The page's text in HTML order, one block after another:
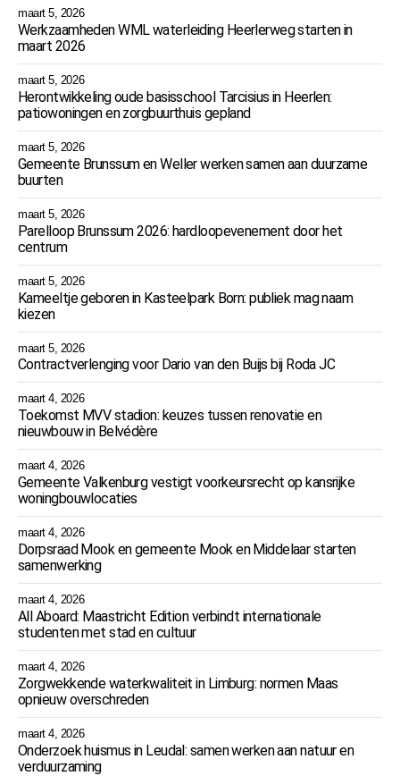
maart 5, 2026
Werkzaamheden WML waterleiding Heerlerweg starten in
maart 2026
maart 5, 2026
Herontwikkeling oude basisschool Tarcisius in Heerlen:
patiowoningen en zorgbuurthuis gepland
maart 5, 2026
Gemeente Brunssum en Weller werken samen aan duurzame
buurten
maart 5, 2026
Parelloop Brunssum 2026: hardloopevenement door het
centrum
maart 5, 2026
Kameeltje geboren in Kasteelpark Born: publiek mag naam
kiezen
maart 5, 2026
Contractverlenging voor Dario van den Buijs bij Roda JC
maart 4, 2026
Toekomst MVV stadion: keuzes tussen renovatie en
nieuwbouw in Belvédère
maart 4, 2026
Gemeente Valkenburg vestigt voorkeursrecht op kansrijke
woningbouwlocaties
maart 4, 2026
Dorpsraad Mook en gemeente Mook en Middelaar starten
samenwerking
maart 4, 2026
All Aboard: Maastricht Edition verbindt internationale
studenten met stad en cultuur
maart 4, 2026
Zorgwekkende waterkwaliteit in Limburg: normen Maas
opnieuw overschreden
maart 4, 2026
Onderzoek huismus in Leudal: samen werken aan natuur en
verduurzaming